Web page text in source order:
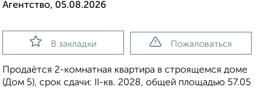
Агентство, 05.08.2026
В закладки Пожаловаться
Продаётся 2-комнатная квартира в строящемся доме
(Дом 5), срок сдачи: II-кв. 2028, общей площадью 57.05